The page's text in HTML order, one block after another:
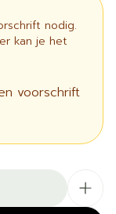
nodig.
kan je het
voorschrift